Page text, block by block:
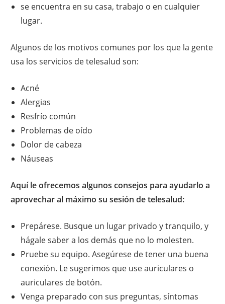
se encuentra en su casa, trabajo o en cualquier
lugar.
Algunos de los motivos comunes por los que la gente
usa los servicios de telesalud son:
Acné
Alergias
Resfrío común
Problemas de oído
Dolor de cabeza
Náuseas
Aquí le ofrecemos algunos consejos para ayudarlo a
aprovechar al máximo su sesión de telesalud:
Prepárese. Busque un lugar privado y tranquilo, y
hágale saber a los demás que no lo molesten.
Pruebe su equipo. Asegúrese de tener una buena
conexión. Le sugerimos que use auriculares o
auriculares de botón.
Venga preparado con sus preguntas, síntomas